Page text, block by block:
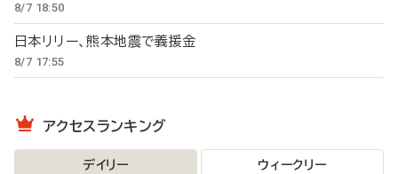
8/7 18:50
日本リリー、熊本地震で義援金
8/7 17:55
アクセスランキング
デイリー ウィークリー